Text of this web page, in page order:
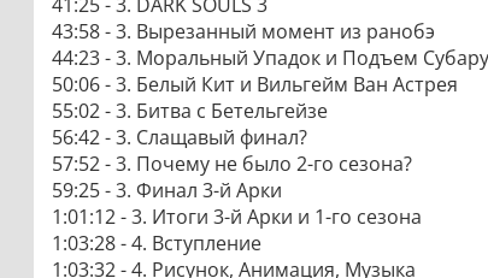
43:58 - 3. Вырезанный момент из ранобэ
44:23 - 3. Моральный Упадок и Подъем Субару
50:06 - 3. Белый Кит и Вильгейм Ван Астрея
55:02 - 3. Битва с Бетельгейзе
56:42 - 3. Слащавый финал?
57:52 - 3. Почему не было 2-го сезона?
59:25 - 3. Финал 3-й Арки
1:01:12 - 3. Итоги 3-й Арки и 1-го сезона
1:03:28 - 4. Вступление
1:03:32 - 4. Рисунок, Анимация, Музыка